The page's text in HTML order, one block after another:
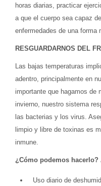
horas diarias, practicar
a que el cuerpo sea capaz
enfermedades de una forma
RESGUARDARNOS DEL
Las bajas temperaturas
adentro, principalmente en
importante que hagamos de
invierno, nuestro sistema
las bacterias y los virus.
limpio y libre de toxinas es
inmune.
¿Cómo podemos
Uso diario de